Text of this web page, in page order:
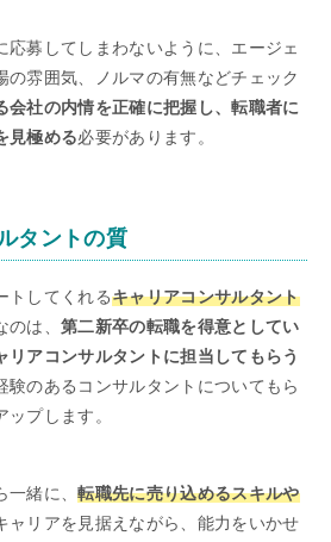
応募してしまわないように、エージェ
の雰囲気、ノルマの有無などチェック
会社の内情を正確に把握し、転職者に
見極める必要があります。
タントの質
トしてくれるキャリアコンサルタント
は、 第二新卒の転職を得意としてい
リアコンサルタントに担当してもらう
験のあるコンサルタントについてもら
プします。
一緒に、転職先に売り込めるスキルや
ャリアを見据えながら、能力をいかせ